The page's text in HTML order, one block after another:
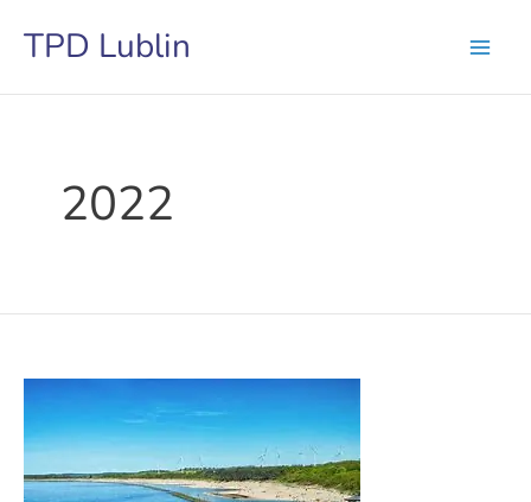
treści
TPD Lublin
2022
Turnusy
rehabilitacyjne
2022.